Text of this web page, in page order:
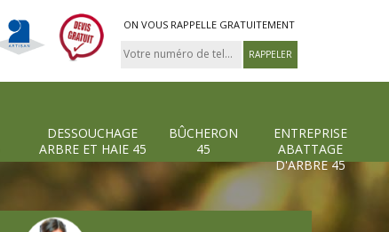
ON VOUS RAPPELLE GRATUITEMENT
DESSOUCHAGE
ARBRE ET HAIE 45
BÛCHERON
45
ENTREPRISE
ABATTAGE
D'ARBRE 45